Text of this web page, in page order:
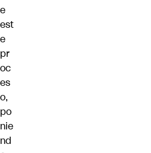
e
est
e
pr
oc
es
o,
po
nie
nd